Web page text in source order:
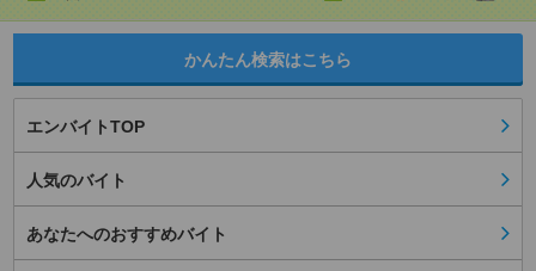
かんたん検索はこちら
エンバイトTOP
人気のバイト
あなたへのおすすめバイト